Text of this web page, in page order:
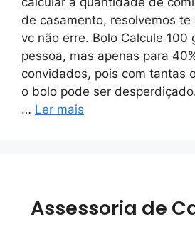
de casamento, resolvemos te
vc não erre. Bolo Calcule 100
pessoa, mas apenas para
convidados, pois com tantas
o bolo pode ser
… Ler mais
Assessoria de